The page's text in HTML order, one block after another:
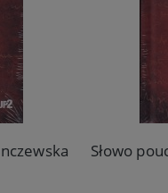
Słowo